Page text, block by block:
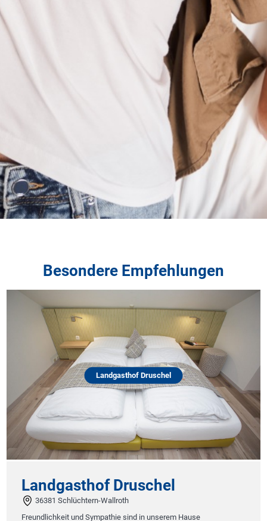
Besondere Empfehlungen
Landgasthof Druschel
Landgasthof Druschel
36381 Schlüchtern-Wallroth
Freundlichkeit und Sympathie sind in unserem Hause